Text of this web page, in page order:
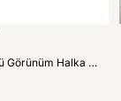
Özel Seri Zirkon Taş Detay Üçlü Görünüm Halka Küpe (İç Çap:1.2 Cm)